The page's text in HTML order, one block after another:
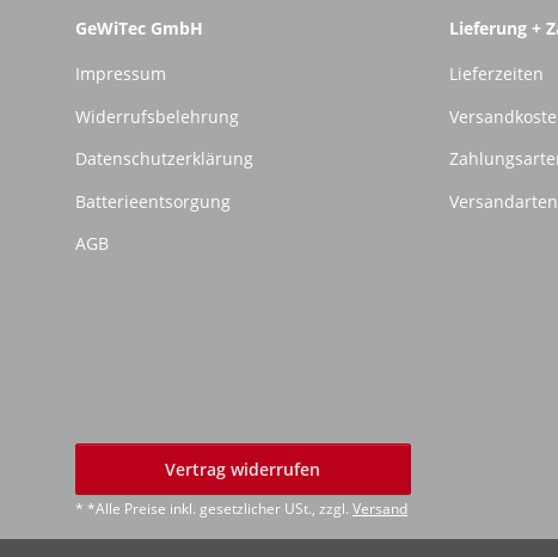
GeWiTec GmbH
Impressum
Widerrufsbelehrung
Datenschutzerklärung
Batterieentsorgung
AGB
Lieferung +
Lieferzeiten
Versandarten
Vertrag widerrufen
* *Alle Preise inkl. gesetzlicher USt., zzgl. Versand